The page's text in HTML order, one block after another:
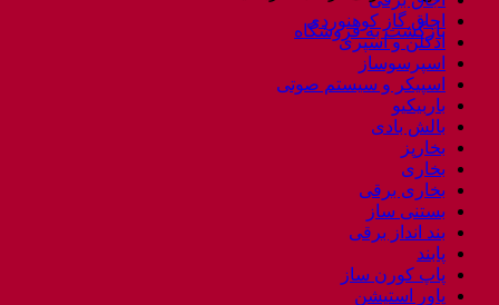
بازگشت به فروشگاه
اجاق گاز کوهنوردی
ادکلن و اسپری
اسپرسوساز
اسپیکر و سیستم صوتی
باربیکیو
بالش بادی
بخارپز
بخاری
بخاری برقی
بستنی ساز
بند انداز برقی
پابند
پاپ کورن ساز
پاور استیشن